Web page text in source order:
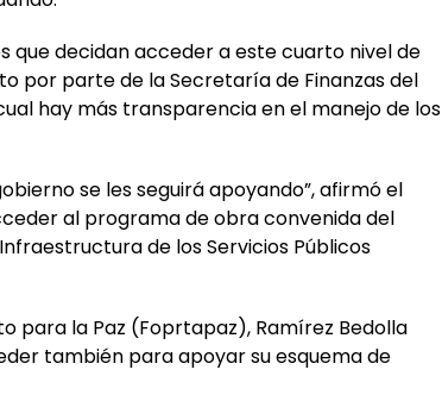
que decidan acceder a este cuarto nivel de
por parte de la Secretaría de Finanzas del
hay más transparencia en el manejo de los
se les seguirá apoyando”, afirmó el
al programa de obra convenida del
de los Servicios Públicos
para la Paz (Foprtapaz), Ramírez Bedolla
también para apoyar su esquema de